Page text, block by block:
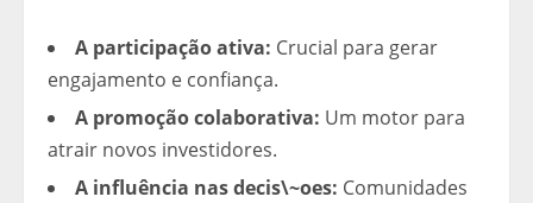
A participação ativa: Crucial para gerar
engajamento e confiança.
A promoção colaborativa: Um motor para
atrair novos investidores.
A influência nas decis\~oes: Comunidades